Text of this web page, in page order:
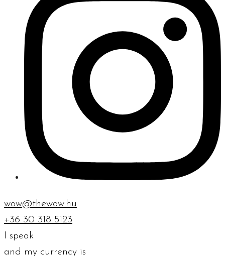
wow@thewow.hu
+36 30 318 5123
I speak
and my currency is